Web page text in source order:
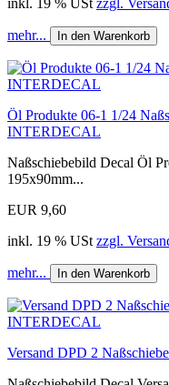
inkl. 19 % USt zzgl.
mehr... In den Warenkorb
Öl Produkte 06-1 1/24
INTERDECAL
Naßschiebebild Decal Öl
195x90mm...
EUR 9,60
inkl. 19 % USt zzgl.
mehr... In den Warenkorb
Versand DPD 2